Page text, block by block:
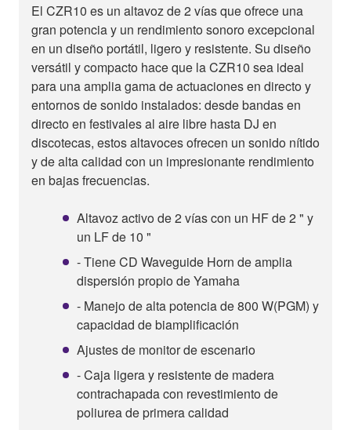
El CZR10 es un altavoz de 2 vías que ofrece una
gran potencia y un rendimiento sonoro excepcional
en un diseño portátil, ligero y resistente. Su diseño
versátil y compacto hace que la CZR10 sea ideal
para una amplia gama de actuaciones en directo y
entornos de sonido instalados: desde bandas en
directo en festivales al aire libre hasta DJ en
discotecas, estos altavoces ofrecen un sonido nítido
y de alta calidad con un impresionante rendimiento
en bajas frecuencias.
Altavoz activo de 2 vías con un HF de 2 " y
un LF de 10 "
- Tiene CD Waveguide Horn de amplia
dispersión propio de Yamaha
- Manejo de alta potencia de 800 W(PGM) y
capacidad de biamplificación
Ajustes de monitor de escenario
- Caja ligera y resistente de madera
contrachapada con revestimiento de
poliurea de primera calidad